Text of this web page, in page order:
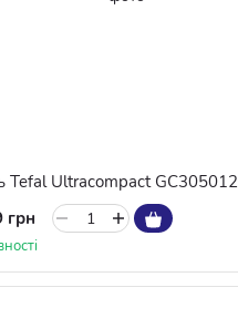
Tefal Ultracompact GC305012
грн